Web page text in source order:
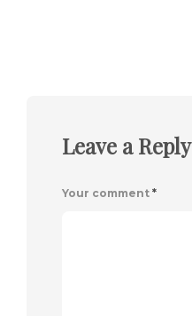
Leave a Reply
Your comment *